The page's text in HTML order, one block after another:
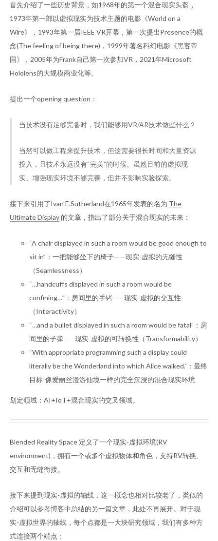
首先介绍了一些历史背景，如1968年的第一个混合现实头盔，
1973年第一部以虚拟现实为技术主题的电影《World on a
Wire》，1993年第一届IEEE VR开幕，第一次提出Presence的概
念(The feeling of being there)，1999年著名科幻电影《黑客帝
国》，2005年为Frank自己第一次参加VR，2021年Microsoft
Hololens的大规模商业化等。
提出一个opening question：
当技术没有足够完备时，我们能够用VR/AR技术做些什么？
当然可以做工程来提升技术，但这需要很长时间和大量资源
投入，且技术永远没有“完美”的时候。虽然目前的虚拟现
实、增强现实环境不够完善，但并不影响实验探索。
接下来引用了Ivan E.Sutherland在1965年发表的名为 The
Ultimate Display 的文章，指出了部分关于混合现实的未来：
“A chair displayed in such a room would be good enough to
sit in”：一把能够坐下的椅子——现实-虚拟的无缝性
（Seamlessness）
“…handcuffs displayed in such a room would be
confining…”：房间里的手铐——现实-虚拟的交互性
（Interactivity）
“…and a bullet displayed in such a room would be fatal”：房
间里的子弹——现实-虚拟的可转换性（Transformability）
“With appropriate programming such a display could
literally be the Wonderland into which Alice walked.”：最终
目标-像爱丽丝漫游仙境一样的完全沉浸的混合现实环境
划定领域：AI+IoT+混合现实的交叉领域。
Blended Reality Space 定义了一个现实-虚拟环境(RV
environment)，拥有一个或多个虚拟物体和角色，支持RV转换、
交互和无缝衔接。
接下来提到现实-虚拟的轴线，这一概念也相对比较老了，类似的
介绍可以参考博客中总结的另一篇文章 ，此处不再展开。对于现
实-虚拟世界的轴线，每个点都是一大块研究领域，我们有多种方
式连接两个端点：